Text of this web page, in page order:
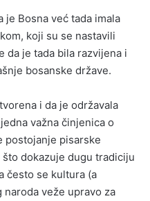
je Bosna već tada imala
koji su se nastavili
da je tada bila razvijena i
bosanske države.
i da je održavala
važna činjenica o
postojanje pisarske
dokazuje dugu tradiciju
često se kultura (a
veže upravo za